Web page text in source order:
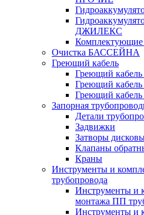
ДЖИЛЕКС
Комплектующие
Очистка БАССЕЙНА
Греющий кабель
Греющий
Греющий
Греющий
Запорная
Детали
Задвижки
Затворы
Клапаны
Краны
Инструменты и
трубопровода
Инструменты и
монтажа ПП
Инструменты и